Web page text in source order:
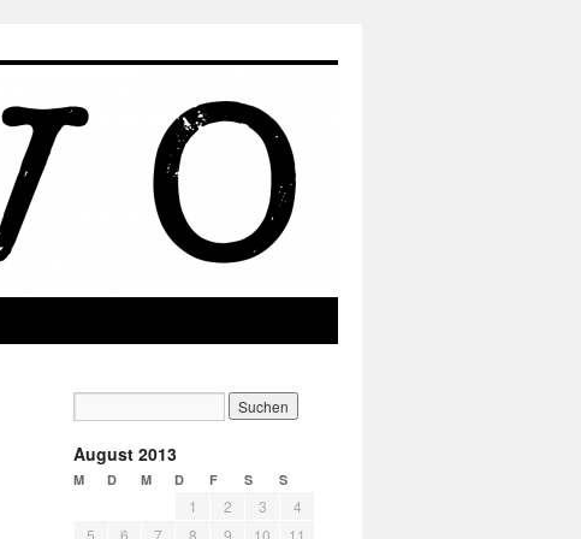
August 2013
M D M D F S S
1 2 3
4
5
6 7 8 9 10
11